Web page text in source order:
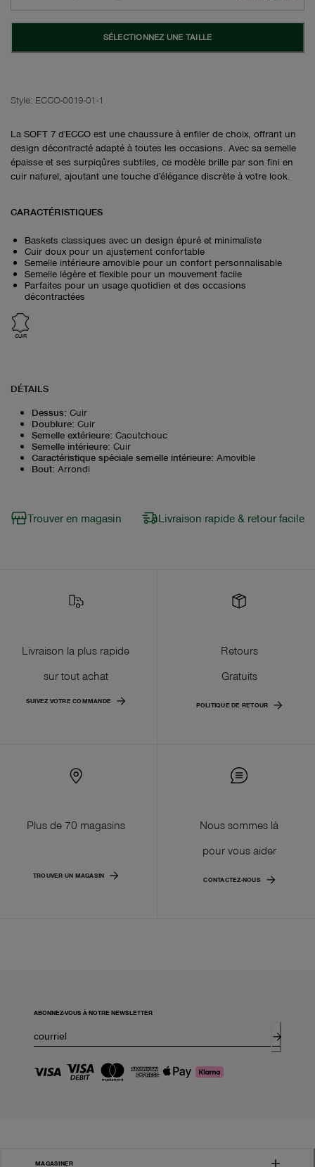
SÉLECTIONNEZ UNE TAILLE
Style: ECCO-0019-01-1
La SOFT 7 d'ECCO est une chaussure à enfiler de choix, offrant un
design décontracté adapté à toutes les occasions. Avec sa semelle
épaisse et ses surpiqûres subtiles, ce modèle brille par son fini en
cuir naturel, ajoutant une touche d'élégance discrète à votre look.
CARACTÉRISTIQUES
Baskets classiques avec un design épuré et minimaliste
Cuir doux pour un ajustement confortable
Semelle intérieure amovible pour un confort personnalisable
Semelle légère et flexible pour un mouvement facile
Parfaites pour un usage quotidien et des occasions
décontractées
CUIR
DÉTAILS
Dessus: Cuir
Doublure: Cuir
Semelle extérieure: Caoutchouc
Semelle intérieure: Cuir
Caractéristique spéciale semelle intérieure: Amovible
Bout: Arrondi
Trouver en magasin Livraison rapide & retour facile
Livraison la plus rapide
sur tout achat
SUIVEZ VOTRE COMMANDE
Retours
Gratuits
POLITIQUE DE RETOUR
Plus de 70 magasins
TROUVER UN MAGASIN
Nous sommes là
pour vous aider
CONTACTEZ-NOUS
ABONNEZ-VOUS À NOTRE NEWSLETTER
MAGASINER